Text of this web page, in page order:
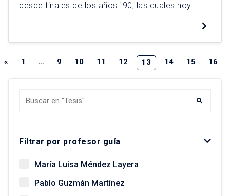
Filtrar por profesor guía
María Luisa Méndez Layera
Pablo Guzmán Martínez
desde finales de los años ´90, las cuales hoy
de las inversiones más grandes de la ciudad, los
conflictos se han generado no solo por la
localizaciónde su trazado, sino también por el
uso de […]
« 1 … 9 10 11 12 13 14 15 16